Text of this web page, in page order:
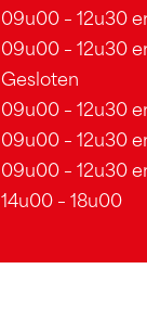
09u00 – 12u30
09u00 – 12u30
Gesloten
09u00 – 12u30
09u00 – 12u30
09u00 – 12u30
14u00 – 18u00